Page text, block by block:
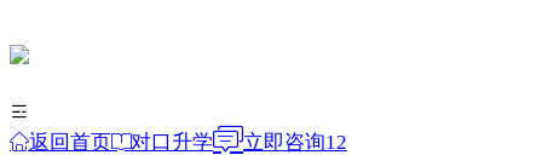
返回首页 对口升学 立即咨询12